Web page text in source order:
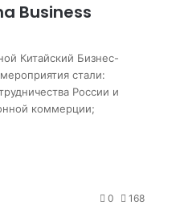
Business
Китайский Бизнес-
стали:
России и
коммерции;
0 168